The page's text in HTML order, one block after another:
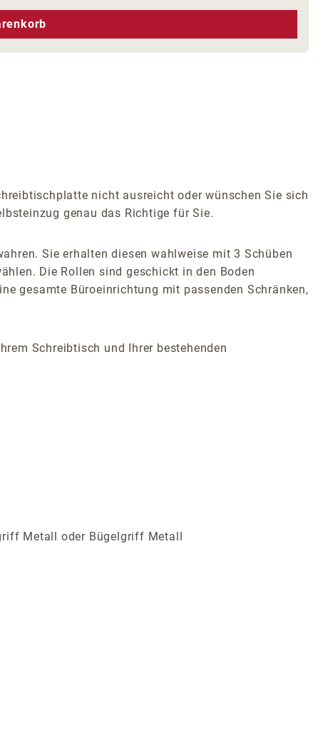
um die Anzahl zu erhöhen oder zu
nicht ausreicht oder wünschen Sie sich
genau das Richtige für Sie.
Sie erhalten diesen wahlweise mit 3 Schüben
Die Rollen sind geschickt in den Boden
gesamte Büroeinrichtung mit passenden Schränken,
Schreibtisch und Ihrer bestehenden
Metall oder Bügelgriff Metall